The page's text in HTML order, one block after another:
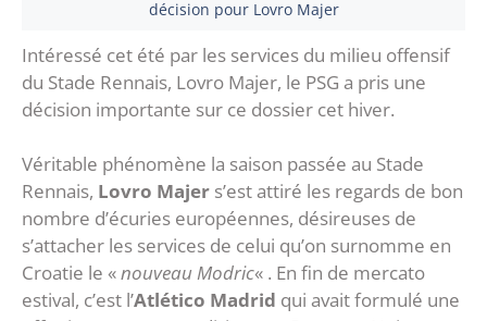
décision pour Lovro Majer
Intéressé cet été par les services du milieu offensif
du Stade Rennais, Lovro Majer, le PSG a pris une
décision importante sur ce dossier cet hiver.
Véritable phénomène la saison passée au Stade
Rennais, Lovro Majer s’est attiré les regards de bon
nombre d’écuries européennes, désireuses de
s’attacher les services de celui qu’on surnomme en
Croatie le «nouveau Modric« . En fin de mercato
estival, c’est l’Atlético Madrid qui avait formulé une